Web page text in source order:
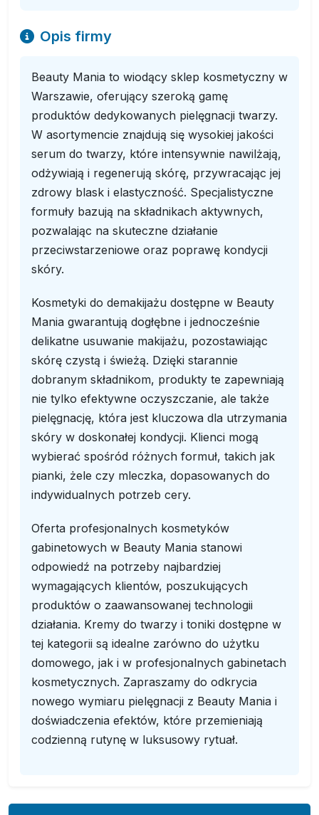
Opis firmy
Beauty Mania to wiodący sklep kosmetyczny w
Warszawie, oferujący szeroką gamę
produktów dedykowanych pielęgnacji twarzy.
W asortymencie znajdują się wysokiej jakości
serum do twarzy, które intensywnie nawilżają,
odżywiają i regenerują skórę, przywracając jej
zdrowy blask i elastyczność. Specjalistyczne
formuły bazują na składnikach aktywnych,
pozwalając na skuteczne działanie
przeciwstarzeniowe oraz poprawę kondycji
skóry.
Kosmetyki do demakijażu dostępne w Beauty
Mania gwarantują dogłębne i jednocześnie
delikatne usuwanie makijażu, pozostawiając
skórę czystą i świeżą. Dzięki starannie
dobranym składnikom, produkty te zapewniają
nie tylko efektywne oczyszczanie, ale także
pielęgnację, która jest kluczowa dla utrzymania
skóry w doskonałej kondycji. Klienci mogą
wybierać spośród różnych formuł, takich jak
pianki, żele czy mleczka, dopasowanych do
indywidualnych potrzeb cery.
Oferta profesjonalnych kosmetyków
gabinetowych w Beauty Mania stanowi
odpowiedź na potrzeby najbardziej
wymagających klientów, poszukujących
produktów o zaawansowanej technologii
działania. Kremy do twarzy i toniki dostępne w
tej kategorii są idealne zarówno do użytku
domowego, jak i w profesjonalnych gabinetach
kosmetycznych. Zapraszamy do odkrycia
nowego wymiaru pielęgnacji z Beauty Mania i
doświadczenia efektów, które przemieniają
codzienną rutynę w luksusowy rytuał.